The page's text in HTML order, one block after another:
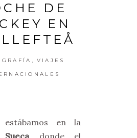
DE
EN
VIAJES
en la
donde el